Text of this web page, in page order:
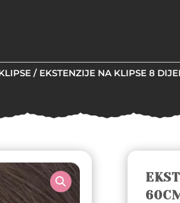
/ EKSTENZIJE NA KLIPSE 8